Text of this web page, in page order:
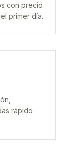
con precio
primer día.
rápido